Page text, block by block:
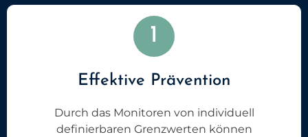
1
Effektive Prävention
Durch das Monitoren von individuell
definierbaren Grenzwerten können